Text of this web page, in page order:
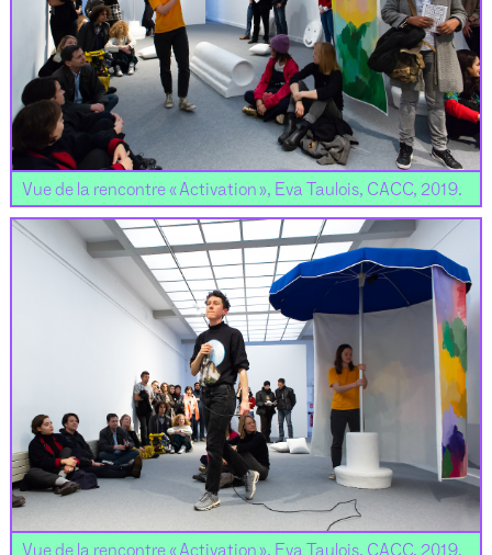
Vue de la rencontre « Activation », Eva Taulois, CACC, 2019.
Vue de la rencontre « Activation », Eva Taulois, CACC, 2019.